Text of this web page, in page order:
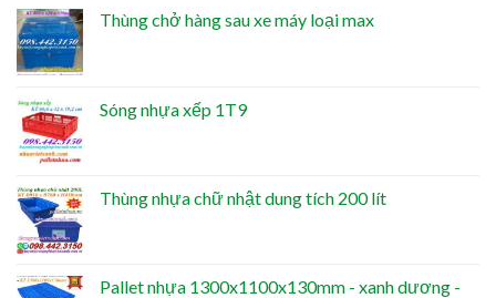
Thùng chở hàng sau xe máy loại max
Sóng nhựa xếp 1T9
Thùng nhựa chữ nhật dung tích 200 lít
Pallet nhựa 1300x1100x130mm - xanh dương -